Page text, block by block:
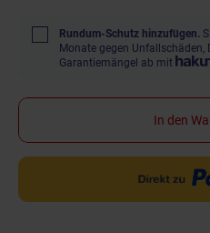
Rundum-Schutz hinzufügen.
Monate gegen Unfallschäden,
Garantiemängel ab mit
In den